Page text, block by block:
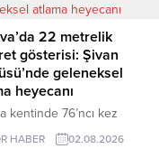
22 metrelik
gösterisi: Şivan
geleneksel
heyecanı
kentinde 76’ncı kez
Şivan Köprüsü
Atlama Yarışı,
HABER 02.08.2026